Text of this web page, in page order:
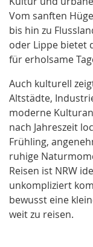
Vom sanften
bis hin zu
oder Lippe bietet
für erholsame
Auch kulturell
Altstädte,
moderne
nach Jahreszeit
Frühling,
ruhige
Reisen ist NRW
unkompliziert
bewusst eine
weit zu reisen.